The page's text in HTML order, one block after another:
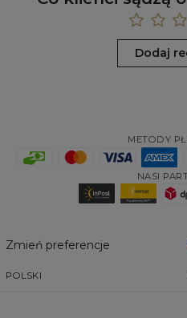
Dodaj
METODY
NASI
Zmień preferencje
POLSKI